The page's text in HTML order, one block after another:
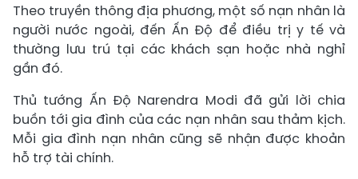
Theo truyền thông địa phương, một số nạn nhân là
người nước ngoài, đến Ấn Độ để điều trị y tế và
thường lưu trú tại các khách sạn hoặc nhà nghỉ
gần đó.
Thủ tướng Ấn Độ Narendra Modi đã gửi lời chia
buồn tới gia đình của các nạn nhân sau thảm kịch.
Mỗi gia đình nạn nhân cũng sẽ nhận được khoản
hỗ trợ tài chính.